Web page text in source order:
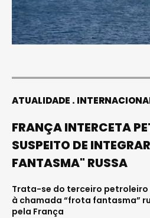
ATUALIDADE
FRANÇA INTERCETA
SUSPEITO DE
FANTASMA" RUSSA
Trata-se do terceiro
à chamada “frota fantasma”
pela França